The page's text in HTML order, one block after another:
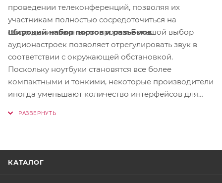
проведении телеконференций, позволяя их
участникам полностью сосредоточиться на
обсуждении важных вопросов. Большой выбор
аудионастроек позволяет отрегулировать звук в
соответствии с окружающей обстановкой.
Широкий набор портов и разъемов
Поскольку ноутбуки становятся все более
компактными и тонкими, некоторые производители
иногда уменьшают количество интерфейсов для
КАТАЛОГ